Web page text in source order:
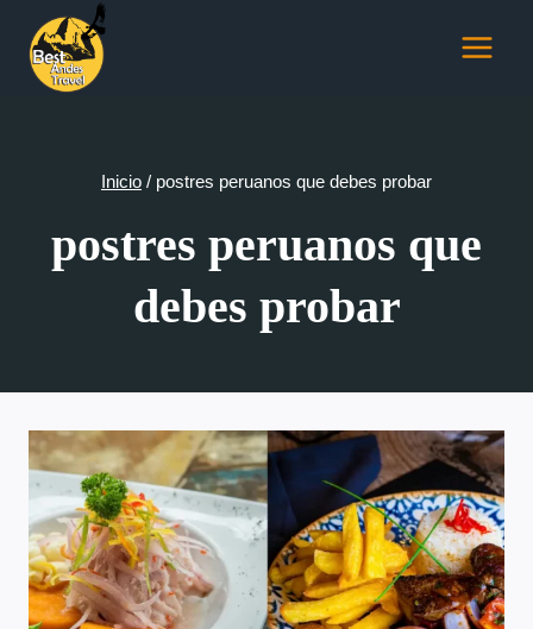
Saltar
contenido
Inicio / postres peruanos que debes probar
postres peruanos que
debes probar